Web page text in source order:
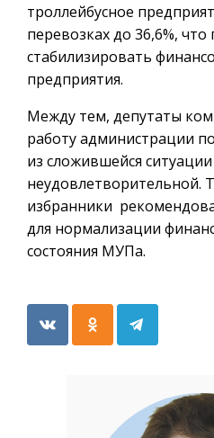
троллейбусное
перевозках до 36,6%, что
стабилизировать
предприятия.
Между тем, депутаты
работу администрации
из сложившейся ситуации
неудовлетворительной.
избранники
для нормализации
состояния МУПа.